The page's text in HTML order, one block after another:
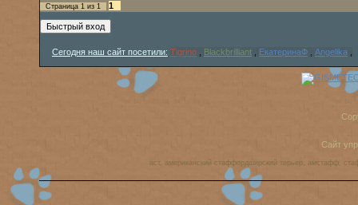
Страница 1 из 1 1
Сегодня наш сайт посетили: Tigrino Blackbrilliant ЕкатеринаФ Angelika
Сайт
аст, американский стаффордширский терьер, амстафф,